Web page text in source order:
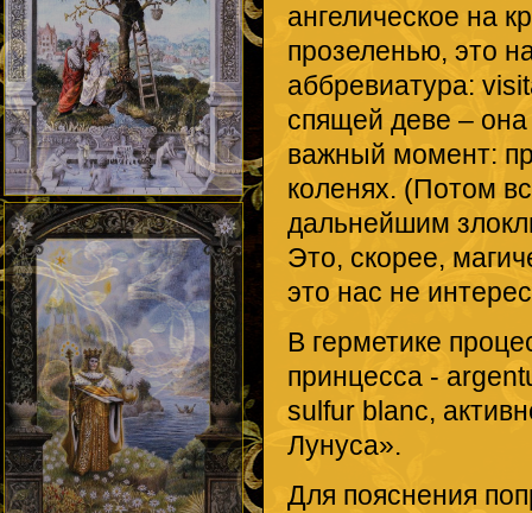
ангелическое на
прозеленью, это
аббревиатура:
спящей деве – она
важный момент:
коленях. (Потом
дальнейшим
Это, скорее,
это нас не
В герметике
принцесса -
sulfur blanc,
Лунуса».
Для пояснения